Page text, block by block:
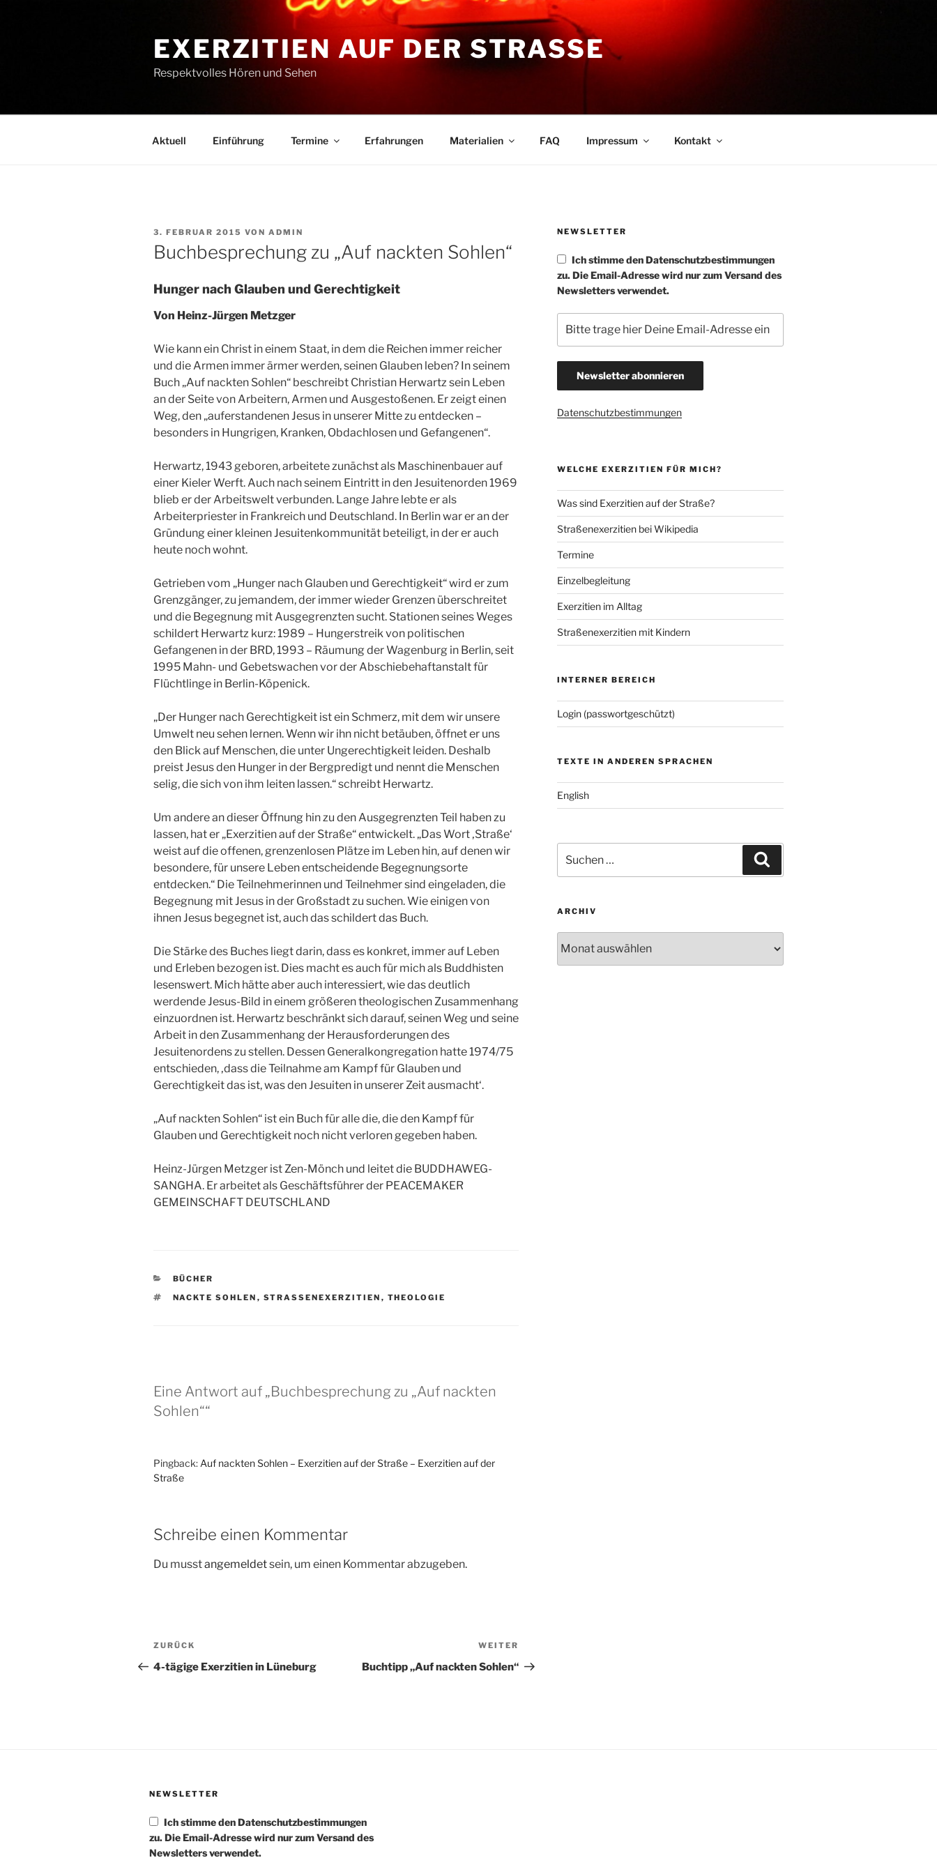
EXERZITIEN AUF DER STRASSE
Respektvolles Hören und Sehen
Aktuell Einführung Termine Erfahrungen Materialien FAQ Impressum Kontakt
VERÖFFENTLICHT
AM
3. FEBRUAR 2015 VON ADMIN
Buchbesprechung zu „Auf nackten Sohlen“
Hunger nach Glauben und Gerechtigkeit
Von Heinz-Jürgen Metzger
Wie kann ein Christ in einem Staat, in dem die Reichen immer reicher
und die Armen immer ärmer werden, seinen Glauben leben? In seinem
Buch „Auf nackten Sohlen“ beschreibt Christian Herwartz sein Leben
an der Seite von Arbeitern, Armen und Ausgestoßenen. Er zeigt einen
Weg, den „auferstandenen Jesus in unserer Mitte zu entdecken –
besonders in Hungrigen, Kranken, Obdachlosen und Gefangenen“.
Herwartz, 1943 geboren, arbeitete zunächst als Maschinenbauer auf
einer Kieler Werft. Auch nach seinem Eintritt in den Jesuitenorden 1969
blieb er der Arbeitswelt verbunden. Lange Jahre lebte er als
Arbeiterpriester in Frankreich und Deutschland. In Berlin war er an der
Gründung einer kleinen Jesuitenkommunität beteiligt, in der er auch
heute noch wohnt.
Getrieben vom „Hunger nach Glauben und Gerechtigkeit“ wird er zum
Grenzgänger, zu jemandem, der immer wieder Grenzen überschreitet
und die Begegnung mit Ausgegrenzten sucht. Stationen seines Weges
schildert Herwartz kurz: 1989 – Hungerstreik von politischen
Gefangenen in der BRD, 1993 – Räumung der Wagenburg in Berlin, seit
1995 Mahn- und Gebetswachen vor der Abschiebehaftanstalt für
Flüchtlinge in Berlin-Köpenick.
„Der Hunger nach Gerechtigkeit ist ein Schmerz, mit dem wir unsere
Umwelt neu sehen lernen. Wenn wir ihn nicht betäuben, öffnet er uns
den Blick auf Menschen, die unter Ungerechtigkeit leiden. Deshalb
preist Jesus den Hunger in der Bergpredigt und nennt die Menschen
selig, die sich von ihm leiten lassen.“ schreibt Herwartz.
Um andere an dieser Öffnung hin zu den Ausgegrenzten Teil haben zu
lassen, hat er „Exerzitien auf der Straße“ entwickelt. „Das Wort ‚Straße‘
weist auf die offenen, grenzenlosen Plätze im Leben hin, auf denen wir
besondere, für unsere Leben entscheidende Begegnungsorte
entdecken.“ Die Teilnehmerinnen und Teilnehmer sind eingeladen, die
Begegnung mit Jesus in der Großstadt zu suchen. Wie einigen von
ihnen Jesus begegnet ist, auch das schildert das Buch.
Die Stärke des Buches liegt darin, dass es konkret, immer auf Leben
und Erleben bezogen ist. Dies macht es auch für mich als Buddhisten
lesenswert. Mich hätte aber auch interessiert, wie das deutlich
werdende Jesus-Bild in einem größeren theologischen Zusammenhang
einzuordnen ist. Herwartz beschränkt sich darauf, seinen Weg und seine
Arbeit in den Zusammenhang der Herausforderungen des
Jesuitenordens zu stellen. Dessen Generalkongregation hatte 1974/75
entschieden, ‚dass die Teilnahme am Kampf für Glauben und
Gerechtigkeit das ist, was den Jesuiten in unserer Zeit ausmacht‘.
„Auf nackten Sohlen“ ist ein Buch für alle die, die den Kampf für
Glauben und Gerechtigkeit noch nicht verloren gegeben haben.
Heinz-Jürgen Metzger ist Zen-Mönch und leitet die BUDDHAWEG-
SANGHA. Er arbeitet als Geschäftsführer der PEACEMAKER
GEMEINSCHAFT DEUTSCHLAND
KATEGORIEN
BÜCHER
SCHLAGWÖRTER
NACKTE SOHLEN , STRASSENEXERZITIEN , THEOLOGIE
Eine Antwort auf „Buchbesprechung zu „Auf nackten
Sohlen““
Pingback: Auf nackten Sohlen – Exerzitien auf der Straße – Exerzitien auf der
Straße
Schreibe einen Kommentar
Du musstangemeldetsein, um einen Kommentar abzugeben.
Beitragsnavigation
Vorheriger
Beitrag
ZURÜCK
4-tägige Exerzitien in Lüneburg
Beitrag
WEITER
Buchtipp „Auf nackten Sohlen“
NEWSLETTER
Ich stimme den Datenschutzbestimmungen
zu. Die Email-Adresse wird nur zum Versand des
Newsletters verwendet.
Datenschutzbestimmungen
WELCHE EXERZITIEN FÜR MICH?
Was sind Exerzitien auf der Straße?
Straßenexerzitien bei Wikipedia
Termine
Einzelbegleitung
Exerzitien im Alltag
Straßenexerzitien mit Kindern
INTERNER BEREICH
Login (passwortgeschützt)
TEXTE IN ANDEREN SPRACHEN
English
nach:
ARCHIV
NEWSLETTER
Ich stimme den Datenschutzbestimmungen
zu. Die Email-Adresse wird nur zum Versand des
Newsletters verwendet.